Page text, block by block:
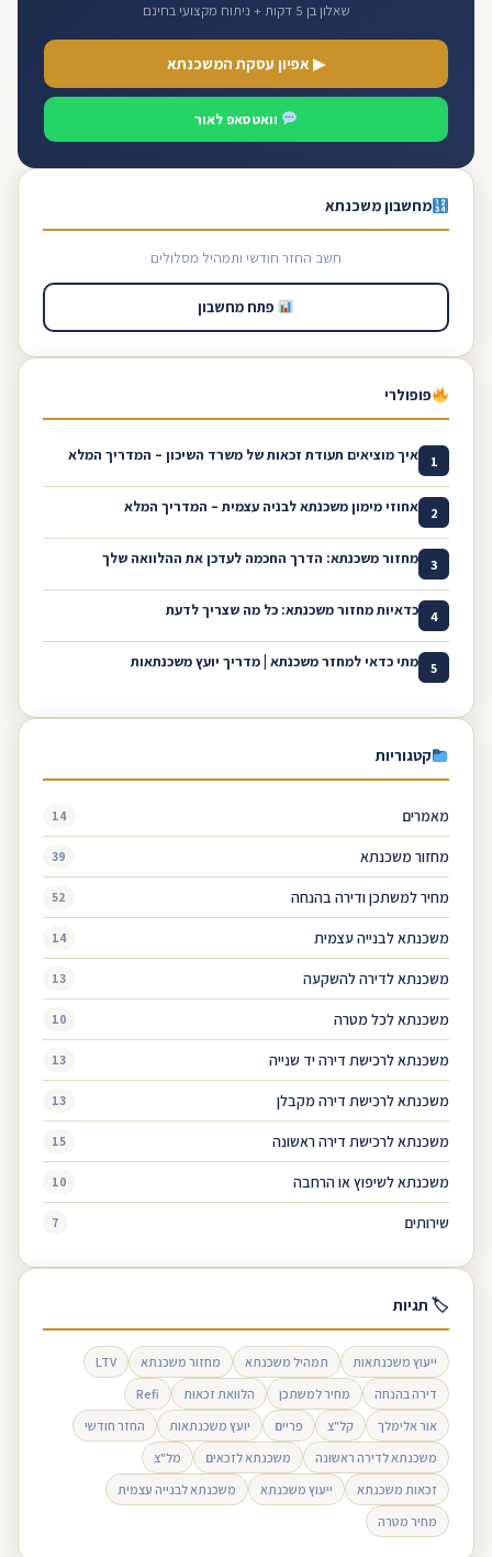
שאלון בן 5 דקות + ניתוח מקצועי בחינם
▶ אפיון עסקת המשכנתא
וואטסאפ לאור
מחשבון משכנתא
חשב החזר חודשי ותמהיל מסלולים
פתח מחשבון
פופולרי
1 איך מוציאים תעודת זכאות של משרד השיכון – המדריך המלא
2 אחוזי מימון משכנתא לבניה עצמית – המדריך המלא
3 מחזור משכנתא: הדרך החכמה לעדכן את ההלוואה שלך
4 כדאיות מחזור משכנתא: כל מה שצריך לדעת
5 מתי כדאי למחזר משכנתא | מדריך יועץ משכנתאות
קטגוריות
מאמרים 14
מחזור משכנתא 39
מחיר למשתכן ודירה בהנחה 52
משכנתא לבנייה עצמית 14
משכנתא לדירה להשקעה 13
משכנתא לכל מטרה 10
משכנתא לרכישת דירה יד שנייה 13
משכנתא לרכישת דירה מקבלן 13
משכנתא לרכישת דירה ראשונה 15
משכנתא לשיפוץ או הרחבה 10
שירותים 7
🏷 תגיות
ייעוץ משכנתאות תמהיל משכנתא מחזור משכנתא
LTV
דירה בהנחה
מחיר למשתכן הלוואת זכאות
Refi
אור אלימלך
קל"צ פריים יועץ משכנתאות
החזר חודשי
משכנתא לדירה ראשונה
משכנתא לזכאים
מל"צ
זכאות משכנתא
ייעוץ משכנתא
משכנתא לבנייה עצמית
מחיר מטרה